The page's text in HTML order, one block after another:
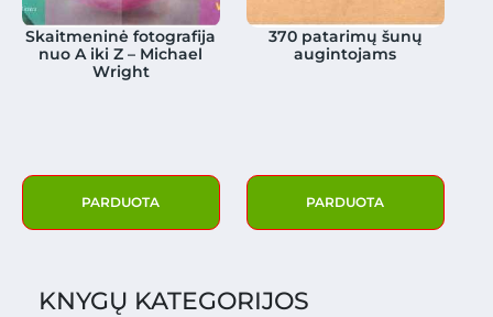
Skaitmeninė fotografija
nuo A iki Z – Michael
Wright
PARDUOTA
370 patarimų šunų
augintojams
PARDUOTA
KNYGŲ KATEGORIJOS